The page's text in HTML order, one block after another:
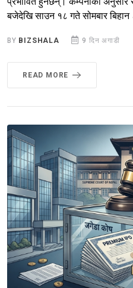
बजेदेखि साउन १८ गते सोमबार बिहान
BY BIZSHALA 9 दिन अगाडी
READ MORE